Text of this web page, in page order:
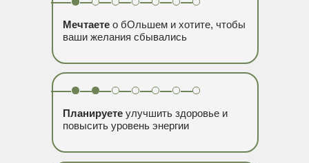
Мечтаете о бОльшем и хотите, чтобы
ваши желания сбывались
Планируете улучшить здоровье и
повысить уровень энергии